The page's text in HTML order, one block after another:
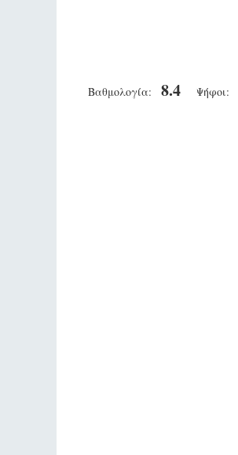
Βαθμολογία: 8.4 Ψήφοι: